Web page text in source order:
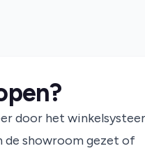
door het
de showroom gezet of